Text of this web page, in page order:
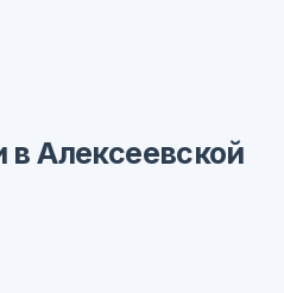
в Алексеевской